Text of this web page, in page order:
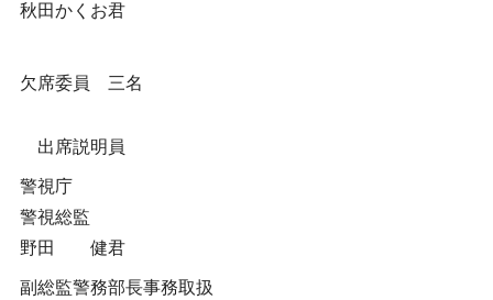
秋田かくお君
欠席委員 三名
出席説明員
警視庁
警視総監
野田 健君
副総監警務部長事務取扱